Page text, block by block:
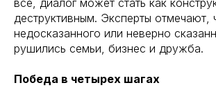
деструктивным. Эксперты отмечают,
недосказанного или неверно
рушились семьи, бизнес и дружба.
Победа в четырех шагах